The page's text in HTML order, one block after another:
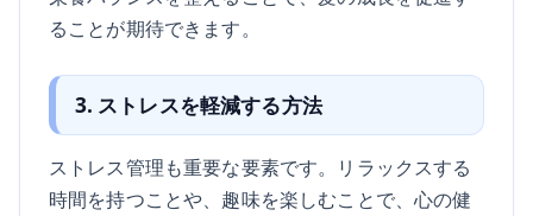
ることが期待できます。
3. ストレスを軽減する方法
ストレス管理も重要な要素です。リラックスする
時間を持つことや、趣味を楽しむことで、心の健